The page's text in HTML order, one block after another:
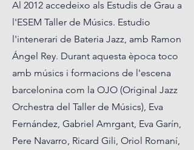
Al 2012 accedeixo als Estudis de Grau a
l'ESEM Taller de Músics. Estudio
l'intenerari de Bateria Jazz, amb Ramon
Ángel Rey. Durant aquesta època toco
amb músics i formacions de l'escena
barcelonina com la OJO (Original Jazz
Orchestra del Taller de Músics), Eva
Fernández, Gabriel Amrgant, Eva Garín,
Pere Navarro, Ricard Gili, Oriol Romaní,